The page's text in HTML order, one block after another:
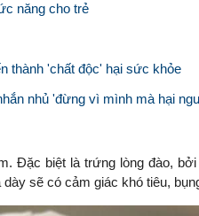
năng cho trẻ
thành 'chất độc' hại sức khỏe
nhủ 'đừng vì mình mà hại
Đặc biệt là trứng lòng đào,
sẽ có cảm giác khó tiêu,